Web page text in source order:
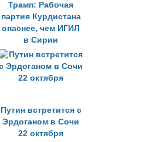
Трамп: Рабочая
партия Курдистана
опаснее, чем ИГИЛ
в Сирии
Путин встретится с
Эрдоганом в Сочи
22 октября